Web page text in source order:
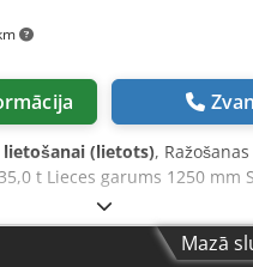
lietošanai (lietots),
t Lieces garums 1250 mm
Gājiens - bezpakāpju
dziļums 410 mm Galds
455 mm Darba ātrums
Mazā